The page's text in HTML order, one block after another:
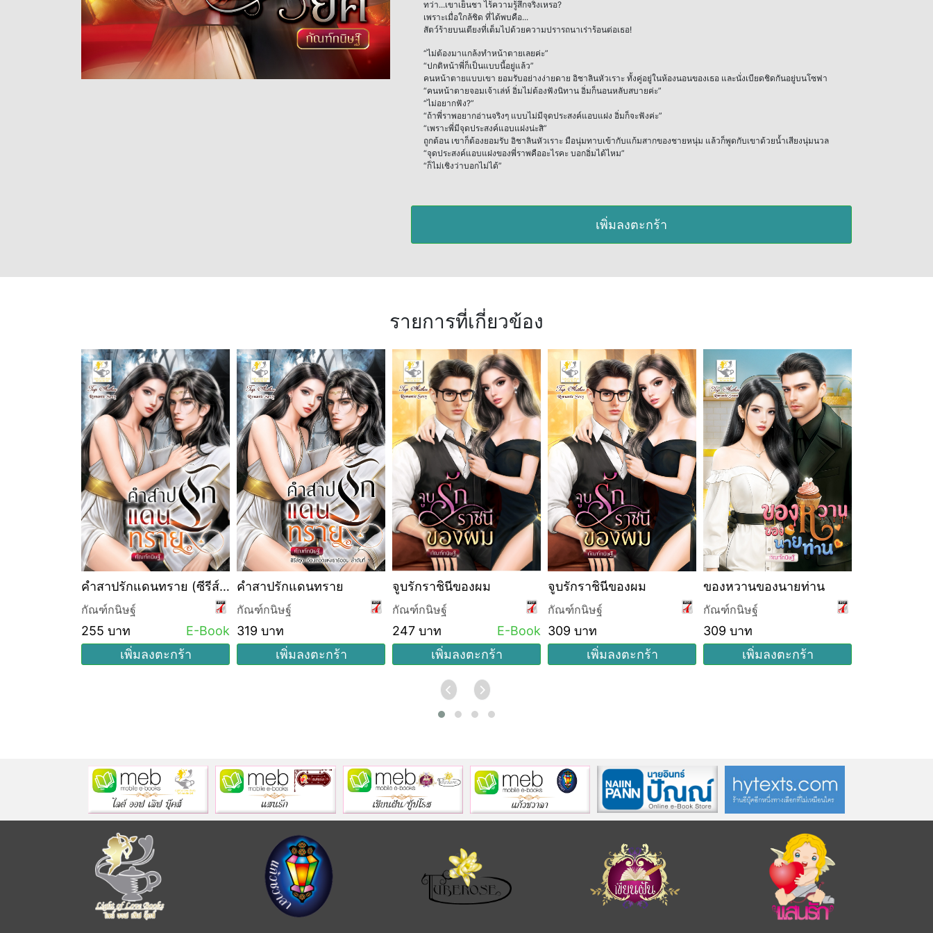
ทว่า...เขาเย็นชา ไร้ความรู้สึกจริงเหรอ?
เพราะเมื่อใกล้ชิด ที่ได้พบคือ...
สัตว์ร้ายบนเตียงที่เต็มไปด้วยความปรารถนาเร่าร้อนต่อเธอ!
“ไม่ต้องมาแกล้งทำหน้าตายเลยค่ะ”
“ปกติหน้าพี่ก็เป็นแบบนี้อยู่แล้ว”
คนหน้าตายแบบเขา ยอมรับอย่างง่ายดาย อิชาลินหัวเราะ ทั้งคู่อยู่ในห้องนอนของเธอ และนั่งเบียดชิดกันอยู่บนโซฟา
“คนหน้าตายจอมเจ้าเล่ห์ อิ่มไม่ต้องฟังนิทาน อิ่มก็นอนหลับสบายค่ะ”
“ไม่อยากฟัง?”
“ถ้าพี่ราพอยากอ่านจริงๆ แบบไม่มีจุดประสงค์แอบแฝง อิ่มก็จะฟังค่ะ”
“เพราะพี่มีจุดประสงค์แอบแฝงน่ะสิ”
ถูกต้อน เขาก็ต้องยอมรับ อิชาลินหัวเราะ มือนุ่มทาบเข้ากับแก้มสากของชายหนุ่ม แล้วก็พูดกับเขาด้วยน้ำเสียงนุ่มนวล
“จุดประสงค์แอบแฝงของพี่ราพคืออะไรคะ บอกอิ่มได้ไหม”
“ก็ไม่เชิงว่าบอกไม่ได้”
เพิ่มลงตะกร้า
รายการที่เกี่ยวข้อง
คำสาปรักแดนทราย (ซีรีส์
ชุด อ้อมกอดแห่งธาริออน
ลำดับที่ 1)
กัณฑ์กนิษฐ์
255 บาท
E-Book
เพิ่มลงตะกร้า
คำสาปรักแดนทราย
กัณฑ์กนิษฐ์
319 บาท
เพิ่มลงตะกร้า
จูบรักราชินีของผม
กัณฑ์กนิษฐ์
247 บาท
E-Book
เพิ่มลงตะกร้า
จูบรักราชินีของผม
กัณฑ์กนิษฐ์
309 บาท
เพิ่มลงตะกร้า
ของหวานของนายท่าน
กัณฑ์กนิษฐ์
309 บาท
เพิ่มลงตะกร้า